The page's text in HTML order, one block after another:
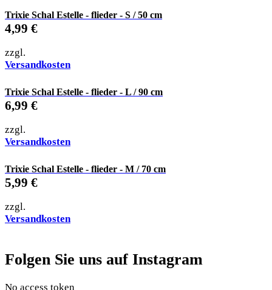
Trixie Schal Estelle - flieder - S / 50 cm
4,99 €
zzgl.
Versandkosten
Trixie Schal Estelle - flieder - L / 90 cm
6,99 €
zzgl.
Versandkosten
Trixie Schal Estelle - flieder - M / 70 cm
5,99 €
zzgl.
Versandkosten
Folgen Sie uns auf Instagram
No access token